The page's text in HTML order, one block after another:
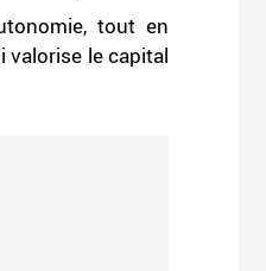
tout en
valorise le capital